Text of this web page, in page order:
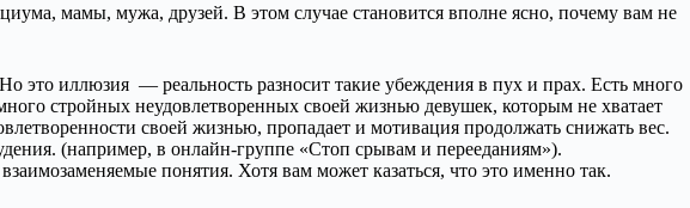
мамы, мужа, друзей. В этом случае становится вполне ясно, почему вам не
это иллюзия — реальность разносит такие убеждения в пух и прах. Есть много
стройных неудовлетворенных своей жизнью девушек, которым не хватает
своей жизнью, пропадает и мотивация продолжать снижать вес.
(например, в онлайн-группе «Стоп срывам и перееданиям»).
понятия. Хотя вам может казаться, что это именно так.